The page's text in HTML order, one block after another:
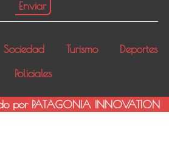
Sociedad Turismo
Deportes
Policiales
por PATAGONIA INNOVATION